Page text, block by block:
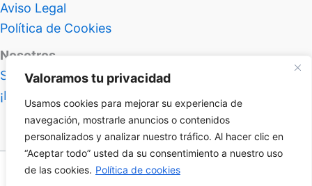
Valoramos tu privacidad
Usamos cookies para mejorar su experiencia de
navegación, mostrarle anuncios o contenidos
personalizados y analizar nuestro tráfico. Al hacer clic en
“Aceptar todo” usted da su consentimiento a nuestro uso
de las cookies. Política de cookies
Aviso Legal
Política de Cookies
Nosotros
Sobre Atlas Insolitus
¡Hablemos!
Nivel 99 en frikismo desbloqueado | Copyright © 2026